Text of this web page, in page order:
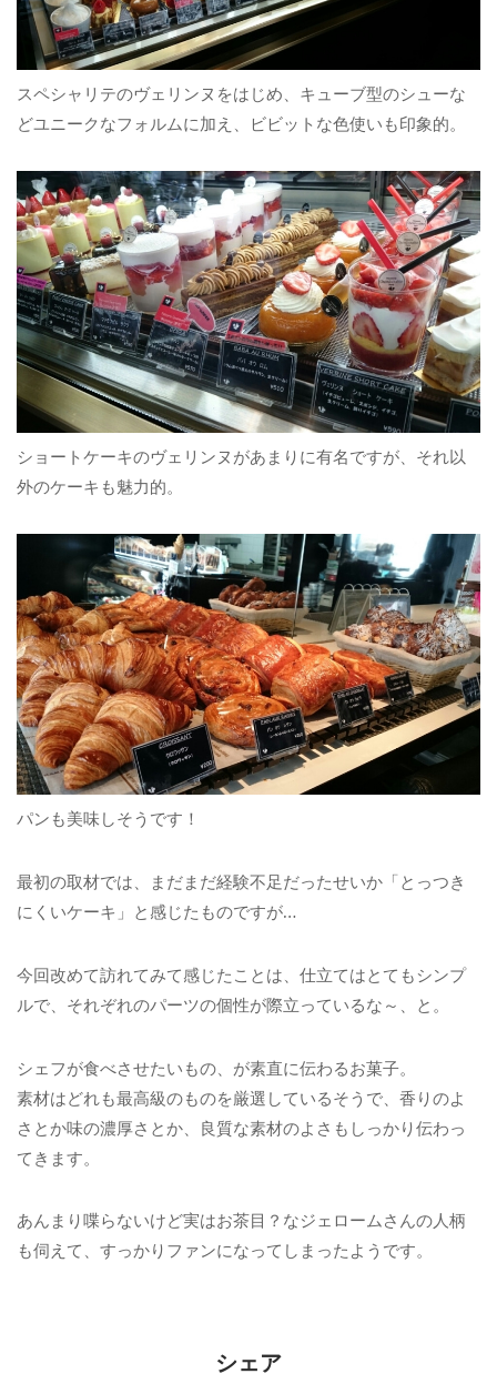
スペシャリテのヴェリンヌをはじめ、キューブ型のシューな
どユニークなフォルムに加え、ビビットな色使いも印象的。
ショートケーキのヴェリンヌがあまりに有名ですが、それ以
外のケーキも魅力的。
パンも美味しそうです！
最初の取材では、まだまだ経験不足だったせいか「とっつき
にくいケーキ」と感じたものですが…
今回改めて訪れてみて感じたことは、仕立てはとてもシンプ
ルで、それぞれのパーツの個性が際立っているな～、と。
シェフが食べさせたいもの、が素直に伝わるお菓子。
素材はどれも最高級のものを厳選しているそうで、香りのよ
さとか味の濃厚さとか、良質な素材のよさもしっかり伝わっ
てきます。
あんまり喋らないけど実はお茶目？なジェロームさんの人柄
も伺えて、すっかりファンになってしまったようです。
シェア